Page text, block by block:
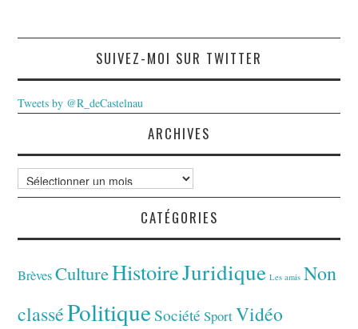
SUIVEZ-MOI SUR TWITTER
Tweets by @R_deCastelnau
ARCHIVES
Archives
CATÉGORIES
Brèves CultureHistoireJuridique Les amis Non
classéPolitiqueSociété SportVidéo